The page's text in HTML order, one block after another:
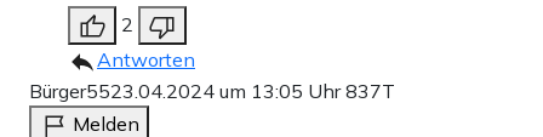
2
Antworten
Bürger5523.04.2024 um 13:05 Uhr837T
Melden